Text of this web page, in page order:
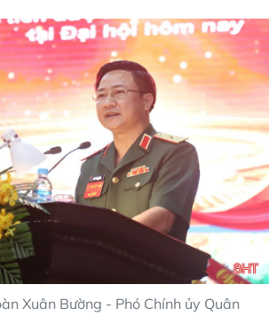
Xuân Bường - Phó Chính ủy Quân